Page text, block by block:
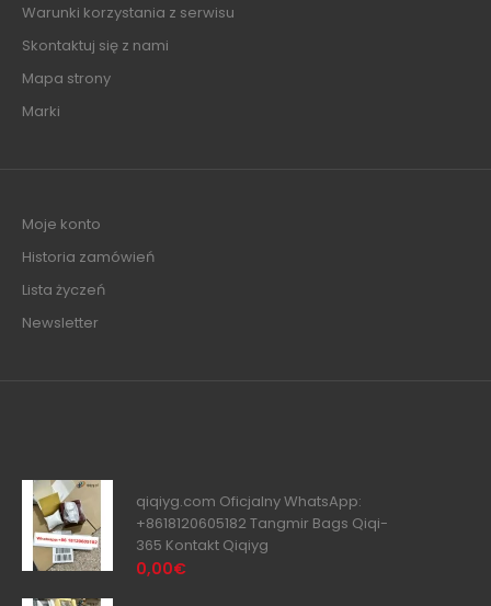
Warunki korzystania z serwisu
Skontaktuj się z nami
Mapa strony
Marki
Moje konto
Historia zamówień
Lista życzeń
Newsletter
qiqiyg.com Oficjalny WhatsApp:
+8618120605182 Tangmir Bags Qiqi-
365 Kontakt Qiqiyg
0,00€